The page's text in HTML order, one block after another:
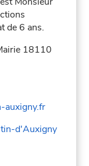
de 6 ans.
18110
auxigny.fr
d'Auxigny